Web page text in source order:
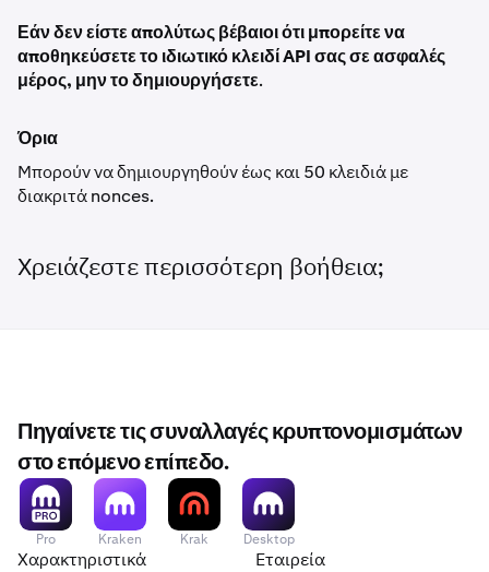
Εάν δεν είστε απολύτως βέβαιοι ότι μπορείτε να
αποθηκεύσετε το ιδιωτικό κλειδί API σας σε ασφαλές
μέρος, μην το δημιουργήσετε.
Όρια
Μπορούν να δημιουργηθούν έως και 50 κλειδιά με
διακριτά nonces.
Χρειάζεστε περισσότερη βοήθεια;
Πηγαίνετε τις συναλλαγές κρυπτονομισμάτων
στο επόμενο επίπεδο.
Pro Kraken Krak Desktop
Χαρακτηριστικά Εταιρεία